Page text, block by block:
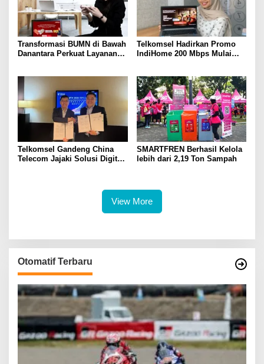
Transformasi BUMN di Bawah
Danantara Perkuat Layanan
Telkomsel Hadirkan Promo
IndiHome 200 Mbps Mulai
Telkomsel Gandeng China
Telecom Jajaki Solusi Digital
SMARTFREN Berhasil Kelola
lebih dari 2,19 Ton Sampah
View More
Otomatif Terbaru